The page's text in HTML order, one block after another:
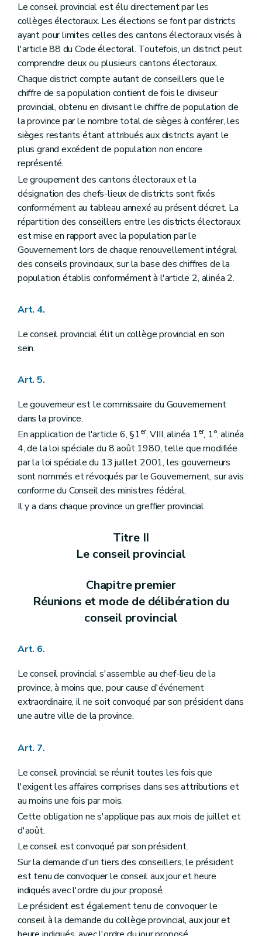
Art. 69
Art. 70
Art. 71
Titre IV Le receveur provincial
Art. 72
Art. 73
Art. 74
Art. 75
Art. 76
Art. 77
Art. 78
Art. 79
Art. 80
Art. 81
Art. 82
Art. 84
Titre V Les régies provinciales, les régies provinciales autonomes et les participations provinciales dans les intercommunales, les A.S.B.L. et autres associations
Chapitre premier Les régies provinciales
Art. 85
Art. 87
Chapitre II Les régies provinciales autonomes
Art. 88
Art. 89
Art. 94
Art. 95
Art. 98
Art. 99
Titre VI Les règlements et ordonnances du conseil provincial ou du collège provincial
Art. 100
Art. 101
Titre VII Le greffier provincial
Art. 102
Art. 103
Art. 104
Art. 105
Le gouverneur
Chapitre premier Le gouverneur dans ses rapports avec le conseil ou le collège provincial
Dispositions générales concernant le gouverneur
Art. 110
Art. 111
Art. 112
Titre X
Titre XI La consultation populaire provinciale
Art. 115
Art. 116
Art. 117
Art. 118
Art. 120
Art. 121
Art. 123
Art. 124
Art. 125
Titre XII De l'assurance en responsabilité civile des provinces
Art. 127
Titre XIII Dispositions particulières
Art. 128
Titre XIV Dispositions modificatives
Art. 129
Art. 130
Art. 131
Art. 132
Art. 133
Titre XV
Dispositions transitoires
Le conseil provincial est élu directement par les
collèges électoraux. Les élections se font par districts
ayant pour limites celles des cantons électoraux visés à
l'article 88 du Code électoral. Toutefois, un district peut
comprendre deux ou plusieurs cantons électoraux.
Chaque district compte autant de conseillers que le
chiffre de sa population contient de fois le diviseur
provincial, obtenu en divisant le chiffre de population de
la province par le nombre total de sièges à conférer, les
sièges restants étant attribués aux districts ayant le
plus grand excédent de population non encore
représenté.
Le groupement des cantons électoraux et la
désignation des chefs-lieux de districts sont fixés
conformément au tableau annexé au présent décret. La
répartition des conseillers entre les districts électoraux
est mise en rapport avec la population par le
Gouvernement lors de chaque renouvellement intégral
des conseils provinciaux, sur la base des chiffres de la
population établis conformément à l'article 2, alinéa 2.
Art. 4.
Le conseil provincial élit un collège provincial en son
sein.
Art. 5.
Le gouverneur est le commissaire du Gouvernement
dans la province.
En application de l'article 6, §1er, VIII, alinéa 1er, 1°, alinéa
4, de la loi spéciale du 8 août 1980, telle que modifiée
par la loi spéciale du 13 juillet 2001, les gouverneurs
sont nommés et révoqués par le Gouvernement, sur avis
conforme du Conseil des ministres fédéral.
Il y a dans chaque province un greffier provincial.
Titre II
Le conseil provincial
Chapitre premier
Réunions et mode de délibération du
conseil provincial
Art. 6.
Le conseil provincial s'assemble au chef-lieu de la
province, à moins que, pour cause d'événement
extraordinaire, il ne soit convoqué par son président dans
une autre ville de la province.
Art. 7.
Le conseil provincial se réunit toutes les fois que
l'exigent les affaires comprises dans ses attributions et
au moins une fois par mois.
Cette obligation ne s'applique pas aux mois de juillet et
d'août.
Le conseil est convoqué par son président.
Sur la demande d'un tiers des conseillers, le président
est tenu de convoquer le conseil aux jour et heure
indiqués avec l'ordre du jour proposé.
Le président est également tenu de convoquer le
conseil à la demande du collège provincial, aux jour et